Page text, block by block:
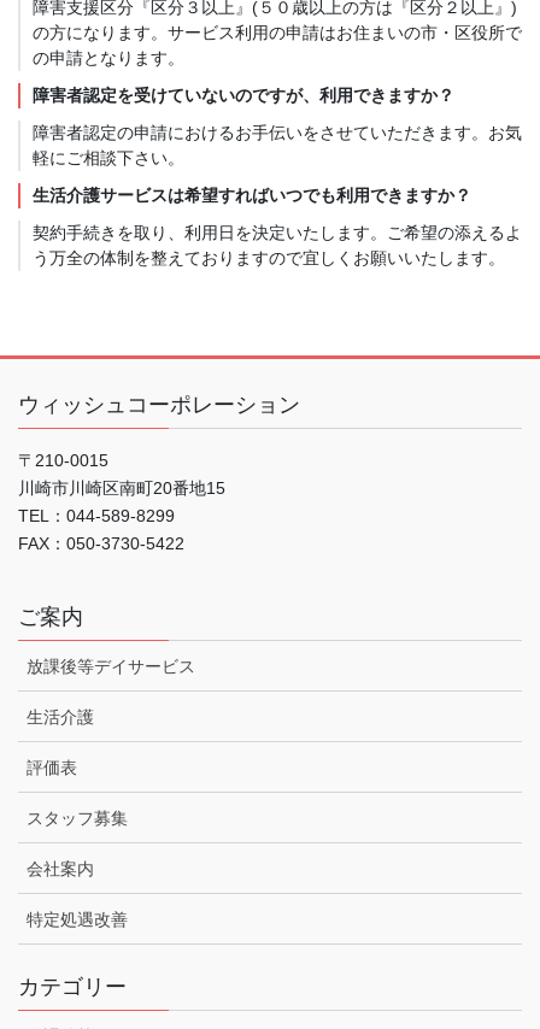
障害支援区分『区分３以上』(５０歳以上の方は『区分２以上』)
の方になります。サービス利用の申請はお住まいの市・区役所で
の申請となります。
障害者認定を受けていないのですが、利用できますか？
障害者認定の申請におけるお手伝いをさせていただきます。お気
軽にご相談下さい。
生活介護サービスは希望すればいつでも利用できますか？
契約手続きを取り、利用日を決定いたします。ご希望の添えるよ
う万全の体制を整えておりますので宜しくお願いいたします。
ウィッシュコーポレーション
〒210-0015
川崎市川崎区南町20番地15
TEL：044-589-8299
FAX：050-3730-5422
ご案内
放課後等デイサービス
生活介護
評価表
スタッフ募集
会社案内
特定処遇改善
カテゴリー